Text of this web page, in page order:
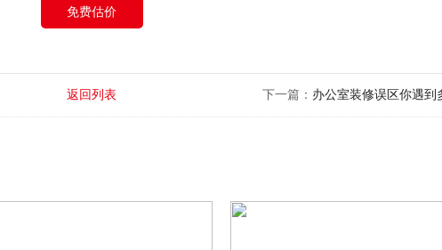
免费估价
下一篇： 办公室装修误区你遇到多
返回列表